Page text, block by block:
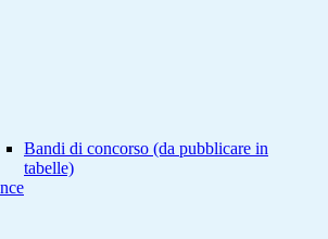
Bandi di concorso (da pubblicare in
tabelle)